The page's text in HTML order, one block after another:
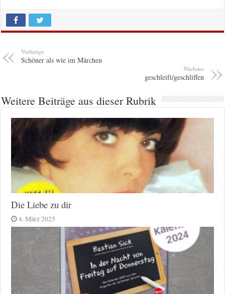
Vorherige
Schöner als wie im Märchen
Nächstes
geschleift/geschliffen
Weitere Beiträge aus dieser Rubrik
Die Liebe zu dir
4. März 2025